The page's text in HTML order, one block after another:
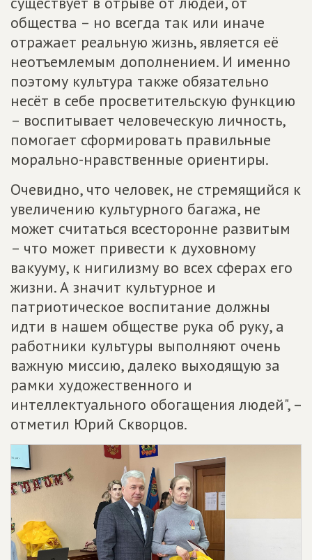
общества – но всегда так или иначе
отражает реальную жизнь, является её
неотъемлемым дополнением. И именно
поэтому культура также обязательно
несёт в себе просветительскую функцию
– воспитывает человеческую личность,
помогает сформировать правильные
морально-нравственные ориентиры.
Очевидно, что человек, не стремящийся к
увеличению культурного багажа, не
может считаться всесторонне развитым
– что может привести к духовному
вакууму, к нигилизму во всех сферах его
жизни. А значит культурное и
патриотическое воспитание должны
идти в нашем обществе рука об руку, а
работники культуры выполняют очень
важную миссию, далеко выходящую за
рамки художественного и
интеллектуального обогащения людей", –
отметил Юрий Скворцов.